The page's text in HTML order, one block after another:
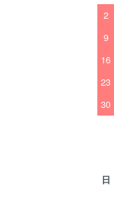
2
9
16
23
30
日